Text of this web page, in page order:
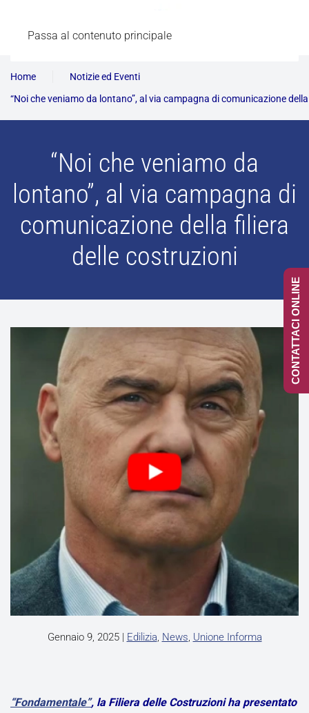
Passa al contenuto principale
Home
Notizie ed Eventi
“Noi che veniamo da lontano”, al via campagna di comunicazione
“Noi che veniamo da
lontano”, al via campagna di
comunicazione della filiera
delle costruzioni
Gennaio 9, 2025| Edilizia, News, Unione Informa
“Fondamentale”, la Filiera delle Costruzioni ha presentato
CONTATTACI ONLINE